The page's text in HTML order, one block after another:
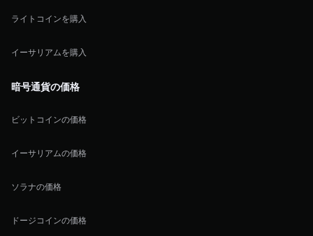
ライトコインを購入
イーサリアムを購入
暗号通貨の価格
ビットコインの価格
イーサリアムの価格
ソラナの価格
ドージコインの価格